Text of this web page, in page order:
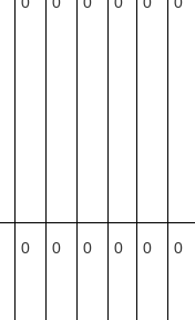
0 0 0 0 0 0